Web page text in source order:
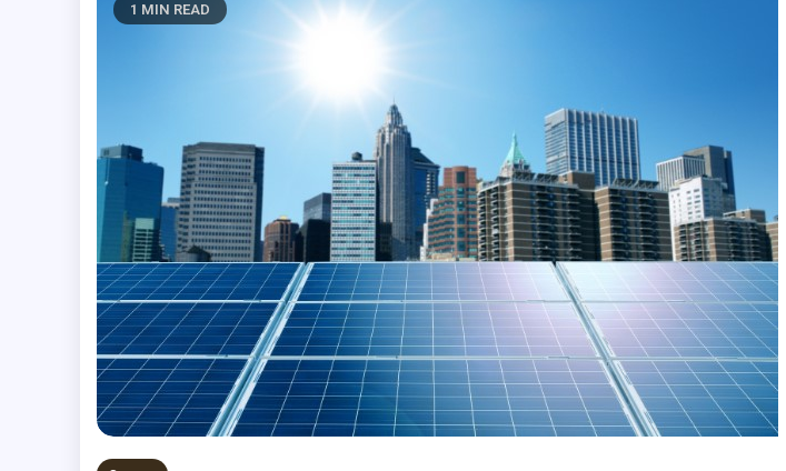
1 MIN READ